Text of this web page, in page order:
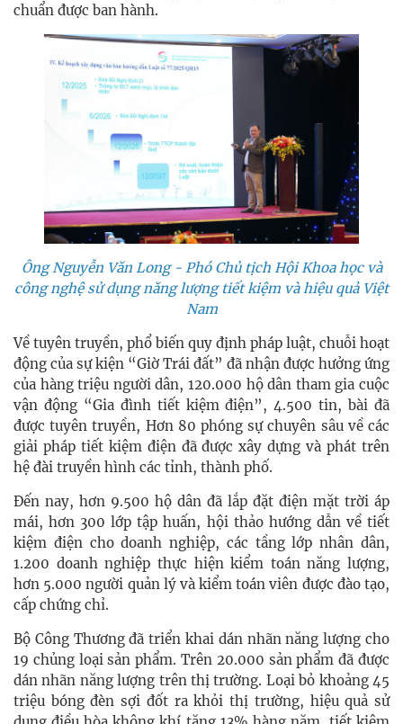
chuẩn được ban hành.
Ông Nguyễn Văn Long - Phó Chủ tịch Hội Khoa học và
công nghệ sử dụng năng lượng tiết kiệm và hiệu quả Việt
Nam
Về tuyên truyền, phổ biến quy định pháp luật, chuỗi hoạt
động của sự kiện “Giờ Trái đất” đã nhận được hưởng ứng
của hàng triệu người dân, 120.000 hộ dân tham gia cuộc
vận động “Gia đình tiết kiệm điện”, 4.500 tin, bài đã
được tuyên truyền, Hơn 80 phóng sự chuyên sâu về các
giải pháp tiết kiệm điện đã được xây dựng và phát trên
hệ đài truyền hình các tỉnh, thành phố.
Đến nay, hơn 9.500 hộ dân đã lắp đặt điện mặt trời áp
mái, hơn 300 lớp tập huấn, hội thảo hướng dẫn về tiết
kiệm điện cho doanh nghiệp, các tầng lớp nhân dân,
1.200 doanh nghiệp thực hiện kiểm toán năng lượng,
hơn 5.000 người quản lý và kiểm toán viên được đào tạo,
cấp chứng chỉ.
Bộ Công Thương đã triển khai dán nhãn năng lượng cho
19 chủng loại sản phẩm. Trên 20.000 sản phẩm đã được
dán nhãn năng lượng trên thị trường. Loại bỏ khoảng 45
triệu bóng đèn sợi đốt ra khỏi thị trường, hiệu quả sử